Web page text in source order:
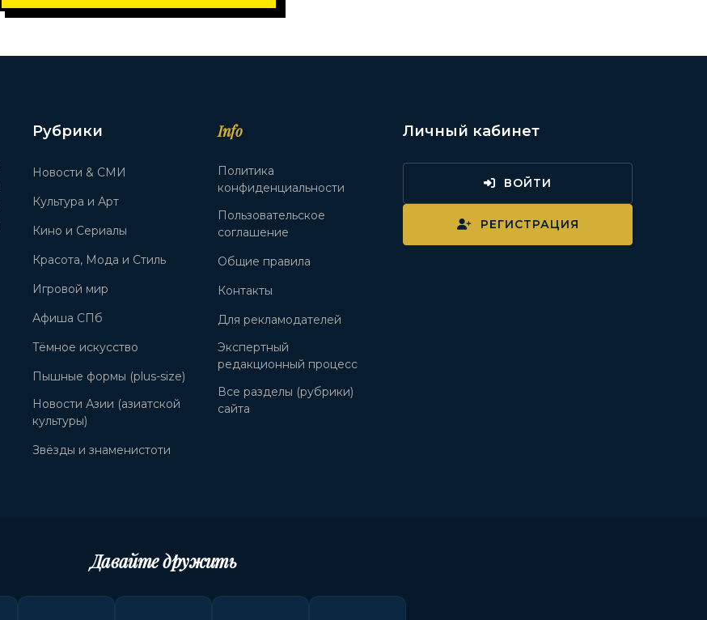
Рубрики
Новости & СМИ
Культура и Арт
Кино и Сериалы
Красота, Мода и Стиль
Игровой мир
Афиша СПб
Тёмное искусство
Пышные формы (plus-size)
Новости Азии (азиатской
культуры)
Звёзды и знаменистоти
Info
Политика
конфиденциальности
Пользовательское
соглашение
Общие правила
Контакты
Для рекламодателей
Экспертный
редакционный процесс
Все разделы (рубрики)
сайта
Личный кабинет
ВОЙТИ
РЕГИСТРАЦИЯ
Давайте дружить